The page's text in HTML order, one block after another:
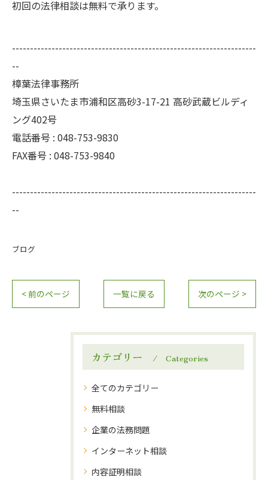
初回の法律相談は無料で承ります。
--------------------------------------------------------------------
--
樟葉法律事務所
埼玉県さいたま市浦和区高砂3-17-21 高砂武蔵ビルディ
ング402号
電話番号 : 048-753-9830
FAX番号 : 048-753-9840
--------------------------------------------------------------------
--
ブログ
< 前のページ 一覧に戻る 次のページ >
カテゴリー Categories
全てのカテゴリー
無料相談
企業の法務問題
インターネット相談
内容証明相談